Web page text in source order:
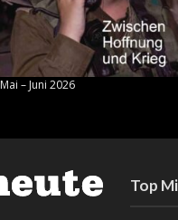
Mai – Juni 2026
Top